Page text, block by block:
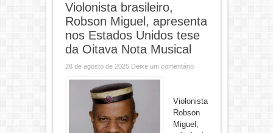
Violonista brasileiro,
Robson Miguel, apresenta
nos Estados Unidos tese
da Oitava Nota Musical
28 de agosto de 2025 Deixe um comentário
Violonista
Robson
Miguel,